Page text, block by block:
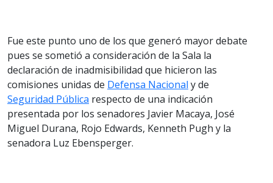
Fue este punto uno de los que generó mayor debate
pues se sometió a consideración de la Sala la
declaración de inadmisibilidad que hicieron las
comisiones unidas de Defensa Nacional y de
Seguridad Pública respecto de una indicación
presentada por los senadores Javier Macaya, José
Miguel Durana, Rojo Edwards, Kenneth Pugh y la
senadora Luz Ebensperger.